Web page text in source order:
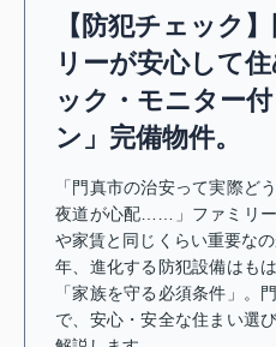
【防犯チェック
リーが安心して
ック・モニター
ン」完備物件。
「門真市の治安って実際ど
夜道が心配……」ファミリー
や家賃と同じくらい重要な
年、進化する防犯設備はも
「家族を守る必須条件」。
で、安心・安全な住まい選